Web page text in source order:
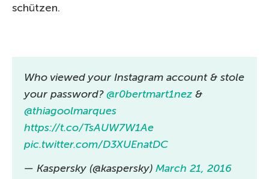
schützen.
Who viewed your Instagram account & stole
your password?@r0bertmart1nez &
@thiagoolmarques
https://t.co/TsAUW7W1Ae
pic.twitter.com/D3XUEnatDC
— Kaspersky (@kaspersky) March 21, 2016